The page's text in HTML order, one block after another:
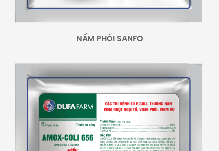
NẤM PHỔI SANFO